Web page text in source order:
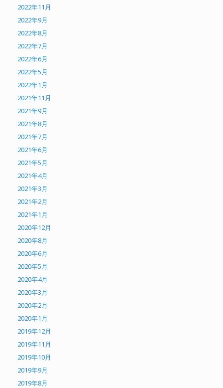
2022年11月
2022年9月
2022年8月
2022年7月
2022年6月
2022年5月
2022年1月
2021年11月
2021年9月
2021年8月
2021年7月
2021年6月
2021年5月
2021年4月
2021年3月
2021年2月
2021年1月
2020年12月
2020年8月
2020年6月
2020年5月
2020年4月
2020年3月
2020年2月
2020年1月
2019年12月
2019年11月
2019年10月
2019年9月
2019年8月